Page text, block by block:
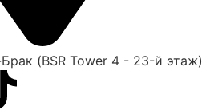
(BSR Tower 4 - 23-й этаж)